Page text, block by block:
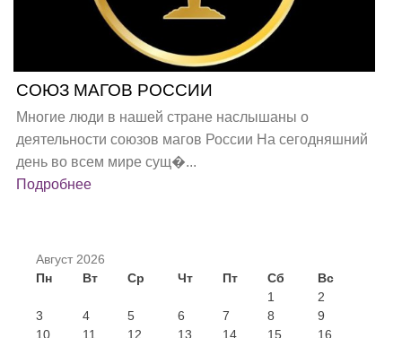
СОЮЗ МАГОВ РОССИИ
Многие люди в нашей стране наслышаны о
деятельности союзов магов России На сегодняшний
день во всем мире сущ�...
Подробнее
Август 2026
Пн
Вт Ср Чт Пт Сб
Вс
1
2
3
4 5 6 7 8
9
10
11 12 13 14 15
16